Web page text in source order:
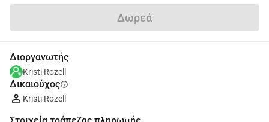
Δωρεά
Διοργανωτής
Kristi Rozell
Δικαιούχοςinfo
Kristi Rozell